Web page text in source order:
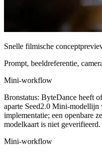
Snelle filmische
Prompt, beeldreferentie,
Mini-workflow
Bronstatus: ByteDance heeft
aparte Seed2.0 Mini-
implementatie; een openbare
modelkaart is niet geverifieerd.
Mini-workflow